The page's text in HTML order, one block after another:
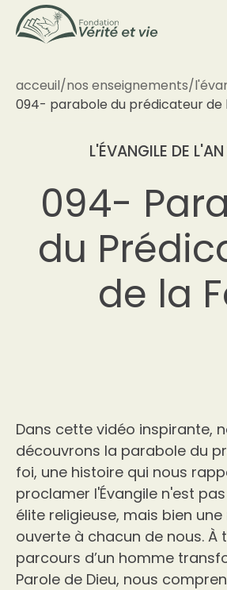
acceuil/nos enseignements/
094- parabole du prédicateur de
L'ÉVANGILE DE
094-
du
de la
Dans cette vidéo inspirante,
découvrons la parabole du
foi, une histoire qui nous
proclamer l'Évangile n'est
élite religieuse, mais bien
ouverte à chacun de nous. À
parcours d’un homme
Parole de Dieu, nous